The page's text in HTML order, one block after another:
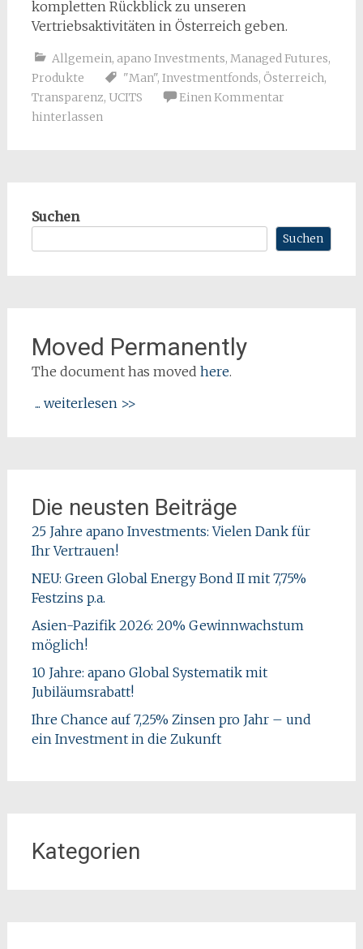
kompletten Rückblick zu unseren
Vertriebsaktivitäten in Österreich geben.
Allgemein, apano Investments, Managed Futures,
Produkte
"Man", Investmentfonds, Österreich,
Transparenz, UCITS
Einen Kommentar
hinterlassen
Suchen
Suchen
Moved Permanently
The document has moved here.
... weiterlesen >>
Die neusten Beiträge
25 Jahre apano Investments: Vielen Dank für
Ihr Vertrauen!
NEU: Green Global Energy Bond II mit 7,75%
Festzins p.a.
Asien-Pazifik 2026: 20% Gewinnwachstum
möglich!
10 Jahre: apano Global Systematik mit
Jubiläumsrabatt!
Ihre Chance auf 7,25% Zinsen pro Jahr – und
ein Investment in die Zukunft
Kategorien